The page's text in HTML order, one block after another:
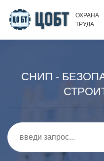
ОХРАНА
ТРУДА
СНИП -